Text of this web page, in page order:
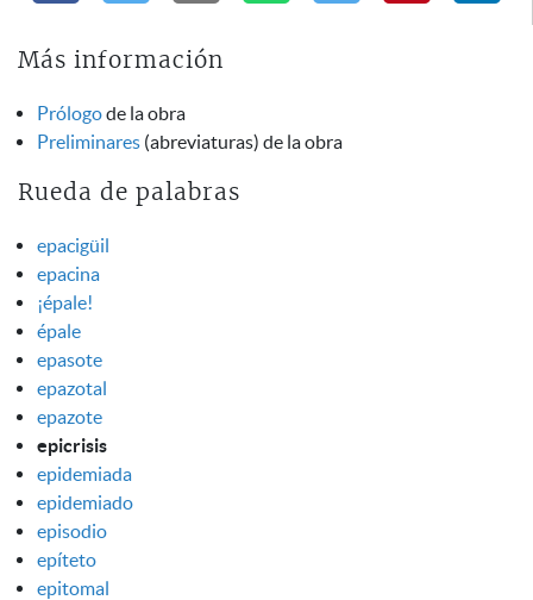
Más información
Prólogode la obra
Preliminares (abreviaturas) de la obra
Rueda de palabras
epacigüil
epacina
¡épale!
épale
epasote
epazotal
epazote
epicrisis
epidemiada
epidemiado
episodio
epíteto
epitomal